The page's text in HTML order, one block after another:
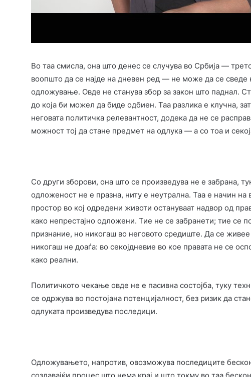
Во таа смисла, она што денес се случува во Србија —
воопшто да се најде на дневен ред — не може да се сведе
одложување. Овде не станува збор за закон што паднал.
до која би можел да биде одбиен. Таа разлика е клучна,
неговата политичка релевантност, додека да не се
можност тој да стане предмет на одлука — а со тоа и
Со други зборови, она што се произведува не е забрана,
одложеност не е празна, ниту е неутрална. Таа е начин
простор во кој одредени животи остануваат надвор од
како непрестајно одложени. Тие не се забранети; тие се
признание, но никогаш во неговото средиште. Да се
никогаш не доаѓа: во секојдневие во кое правата не се
како реални.
Политичкото чекање овде не е пасивна состојба, туку
се одржува во постојана потенцијалност, без ризик да
одлуката произведува последици.
Одложувањето, напротив, овозможува последиците